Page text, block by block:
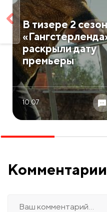
В тизере 2
раскрыли дату
премьеры
10.07
Комментарии